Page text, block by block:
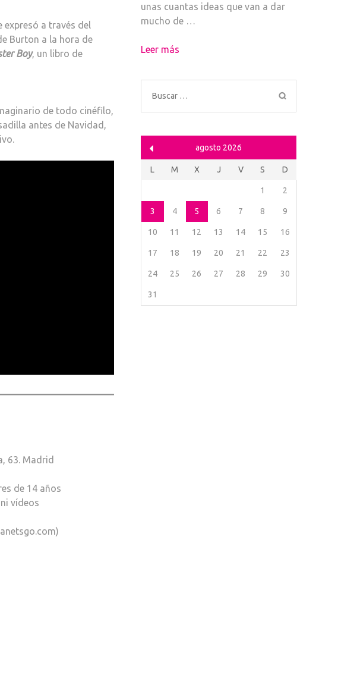
expresó a través del
Burton a la hora de
Boy, un libro de
de todo cinéfilo,
antes de Navidad,
63. Madrid
de 14 años
vídeos
unas cuantas ideas que van a dar
mucho de …
Leer más
Buscar:
agosto 2026
L M X J V S D
1 2
3 4 5 6 7 8 9
10 11 12 13 14 15 16
17 18 19 20 21 22 23
24 25 26 27 28 29 30
31